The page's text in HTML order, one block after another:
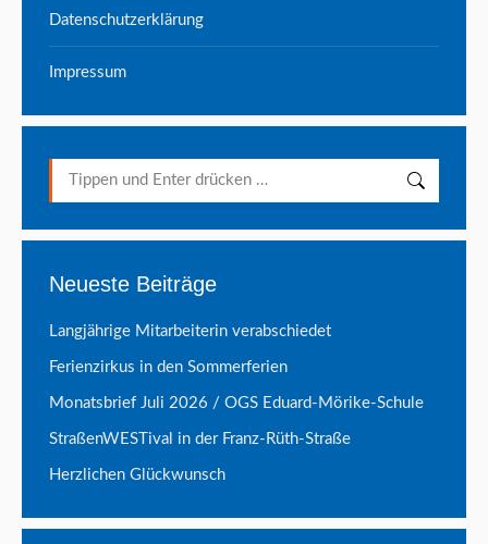
Datenschutzerklärung
Impressum
Search:
Neueste Beiträge
Langjährige Mitarbeiterin verabschiedet
Ferienzirkus in den Sommerferien
Monatsbrief Juli 2026 / OGS Eduard-Mörike-Schule
StraßenWESTival in der Franz-Rüth-Straße
Herzlichen Glückwunsch